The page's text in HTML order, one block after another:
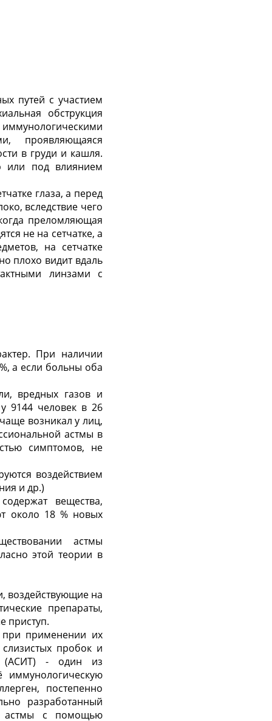
путей с участием
обструкция
проявляющаяся
в груди и кашля.
или под влиянием
глаза, а перед
вследствие чего
преломляющая
не на сетчатке, а
на сетчатке
плохо видит вдаль
линзами с
При наличии
а если больны оба
вредных газов и
9144 человек в 26
возникал у лиц,
астмы в
симптомов, не
воздействием
и др.)
вещества,
около 18 % новых
астмы
этой теории в
воздействующие на
препараты,
приступ.
применении их
пробок и
(АСИТ) - один из
постепенно
разработанный
астмы с помощью